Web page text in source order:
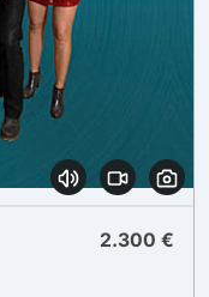
2.300 €